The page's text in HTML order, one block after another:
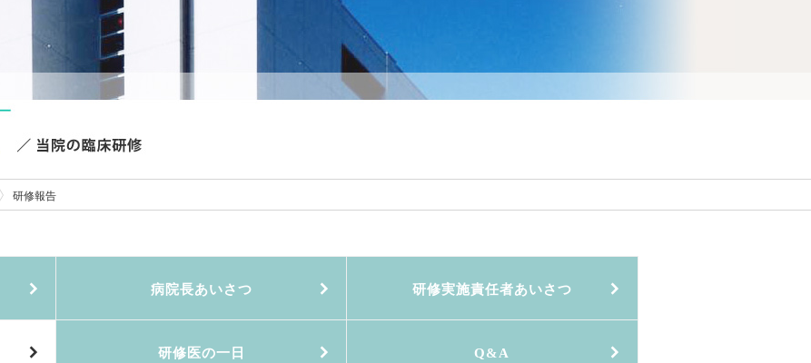
研修報告
病院長あいさつ 研修実施責任者あいさつ
研修医の一日 Q&A